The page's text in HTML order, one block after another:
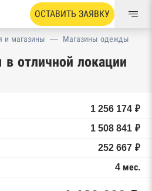
ОСТАВИТЬ ЗАЯВКУ
и магазины — Магазины одежды
отличной локации
1 256 174 ₽
1 508 841 ₽
252 667 ₽
4 мес.